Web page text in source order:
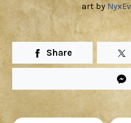
art by
Share